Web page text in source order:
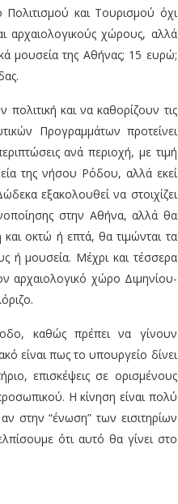
και Τουρισμού όχι
αρχαιολογικούς χώρους, αλλά
μουσεία της Αθήνας; 15 ευρώ;
και να καθορίζουν τις
Προγραμμάτων προτείνει
ανά περιοχή, με τιμή
της νήσου Ρόδου, αλλά εκεί
εξακολουθεί να στοιχίζει
στην Αθήνα, αλλά θα
οκτώ ή επτά, θα τιμώνται τα
ή μουσεία. Μέχρι και τέσσερα
αρχαιολογικό χώρο Διμηνίου-
καθώς πρέπει να γίνουν
είναι πως το υπουργείο δίνει
επισκέψεις σε ορισμένους
Η κίνηση είναι πολύ
στην “ένωση” των εισιτηρίων
ότι αυτό θα γίνει στο